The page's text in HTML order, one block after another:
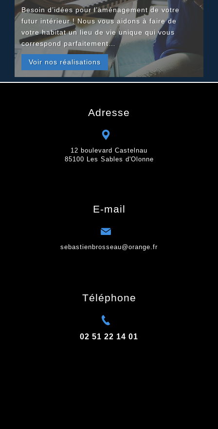
Besoin d’idées pour l’aménagement de votre
futur intérieur ! Nous vous aidons à faire de
votre habitat un lieu de vie unique qui vous
correspond parfaitement…
Voir nos réalisations
Adresse
12 boulevard Castelnau
85100 Les Sables d'Olonne
E-mail
sebastienbrosseau@orange.fr
Téléphone
02 51 22 14 01